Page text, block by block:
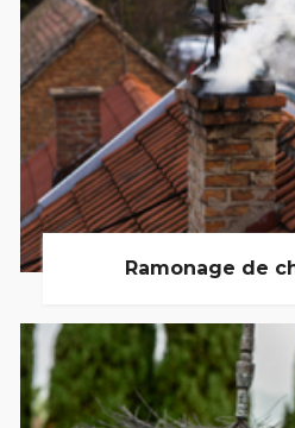
Ramonage de